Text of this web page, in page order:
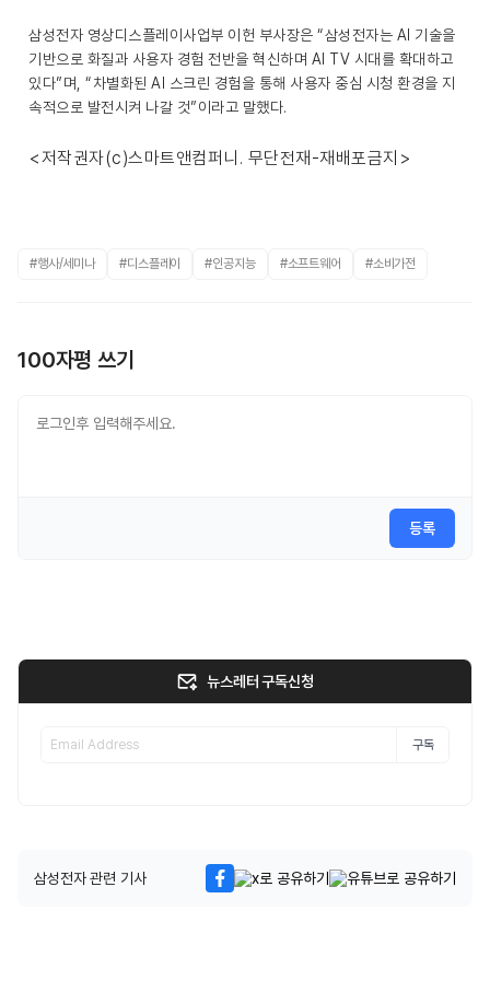
삼성전자 영상디스플레이사업부 이헌 부사장은 “삼성전자는 AI 기술을
기반으로 화질과 사용자 경험 전반을 혁신하며 AI TV 시대를 확대하고
있다”며, “차별화된 AI 스크린 경험을 통해 사용자 중심 시청 환경을 지
속적으로 발전시켜 나갈 것”이라고 말했다.
<저작권자(c)스마트앤컴퍼니. 무단전재-재배포금지>
#행사/세미나 #디스플레이 #인공지능 #소프트웨어 #소비가전
100자평 쓰기
등록
뉴스레터 구독신청
구독
삼성전자 관련 기사